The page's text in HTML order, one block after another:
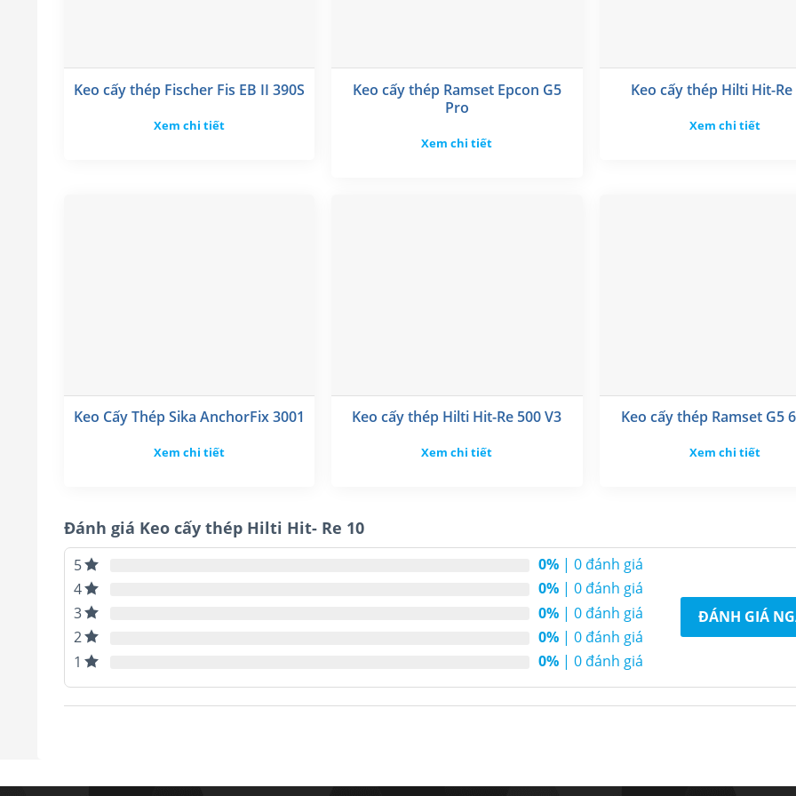
Keo cấy thép Fischer Fis EB II 390S
Xem chi tiết
Keo cấy thép Ramset Epcon G5
Pro
Xem chi tiết
Keo cấy thép Hilti Hit-Re
Xem chi tiết
Keo Cấy Thép Sika AnchorFix 3001
Xem chi tiết
Keo cấy thép Hilti Hit-Re 500 V3
Xem chi tiết
Keo cấy thép Ramset G5
Xem chi tiết
Đánh giá Keo cấy thép Hilti Hit- Re 10
5 0% | 0 đánh giá
4
0% | 0 đánh giá
3
0% | 0 đánh giá
2
0% | 0 đánh giá
1
0% | 0 đánh giá
ĐÁNH GIÁ